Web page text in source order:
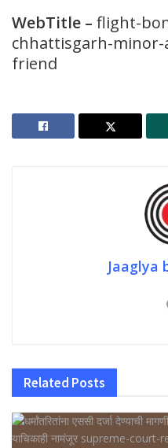
WebTitle – flight-
chhattisgarh-
friend
Jaaglya
Related Posts